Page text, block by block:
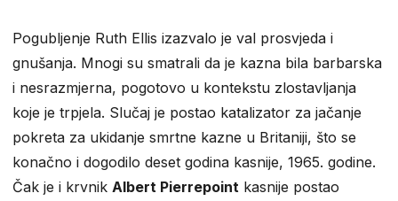
Pogubljenje Ruth Ellis izazvalo je val prosvjeda i
gnušanja. Mnogi su smatrali da je kazna bila barbarska
i nesrazmjerna, pogotovo u kontekstu zlostavljanja
koje je trpjela. Slučaj je postao katalizator za jačanje
pokreta za ukidanje smrtne kazne u Britaniji, što se
konačno i dogodilo deset godina kasnije, 1965. godine.
Čak je i krvnik Albert Pierrepoint kasnije postao